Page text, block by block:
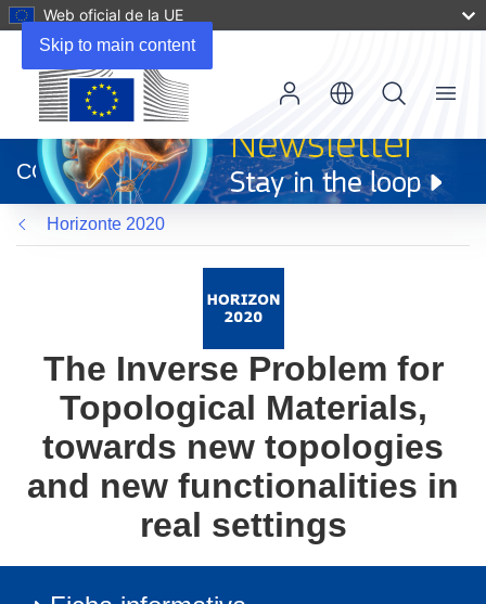
Skip to main content
Web oficial de la UE
abrirá
en
una
nueva
ventana)
CORDIS
Menu
Horizonte 2020
The Inverse Problem for
Topological Materials,
towards new topologies
and new functionalities in
real settings